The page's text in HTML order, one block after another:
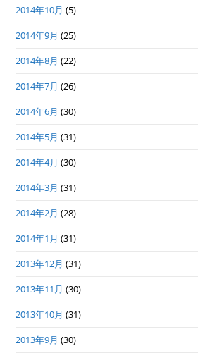
2014年10月 (5)
2014年9月 (25)
2014年8月 (22)
2014年7月 (26)
2014年6月 (30)
2014年5月 (31)
2014年4月 (30)
2014年3月 (31)
2014年2月 (28)
2014年1月 (31)
2013年12月 (31)
2013年11月 (30)
2013年10月 (31)
2013年9月 (30)